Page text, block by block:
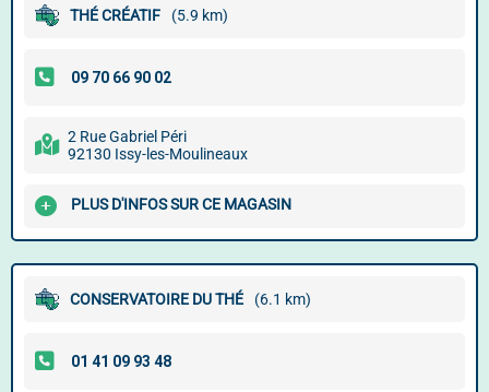
THÉ CRÉATIF (5.9 km)
2 Rue Gabriel Péri
92130 Issy-les-Moulineaux
PLUS D'INFOS SUR CE MAGASIN
CONSERVATOIRE DU THÉ (6.1 km)